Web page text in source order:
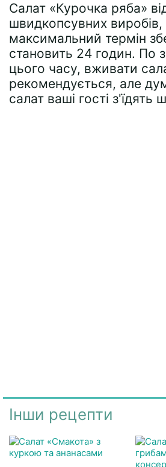
Салат «Курочка ряба»
швидкопсувних
максимальний термін
становить 24 годин. По
цього часу, вживати
рекомендується, але
салат ваші гості з'їдять
Інши рецепти